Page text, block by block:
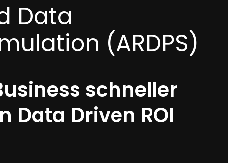
Data
(ARDPS)
schneller
Data Driven ROI